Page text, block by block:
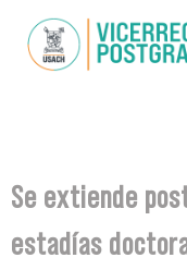
main
You are here
Se extiende
estadías